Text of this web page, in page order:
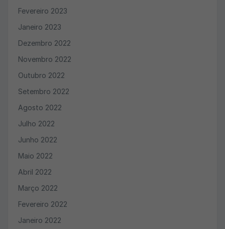
Fevereiro 2023
Janeiro 2023
Dezembro 2022
Novembro 2022
Outubro 2022
Setembro 2022
Agosto 2022
Julho 2022
Junho 2022
Maio 2022
Abril 2022
Março 2022
Fevereiro 2022
Janeiro 2022